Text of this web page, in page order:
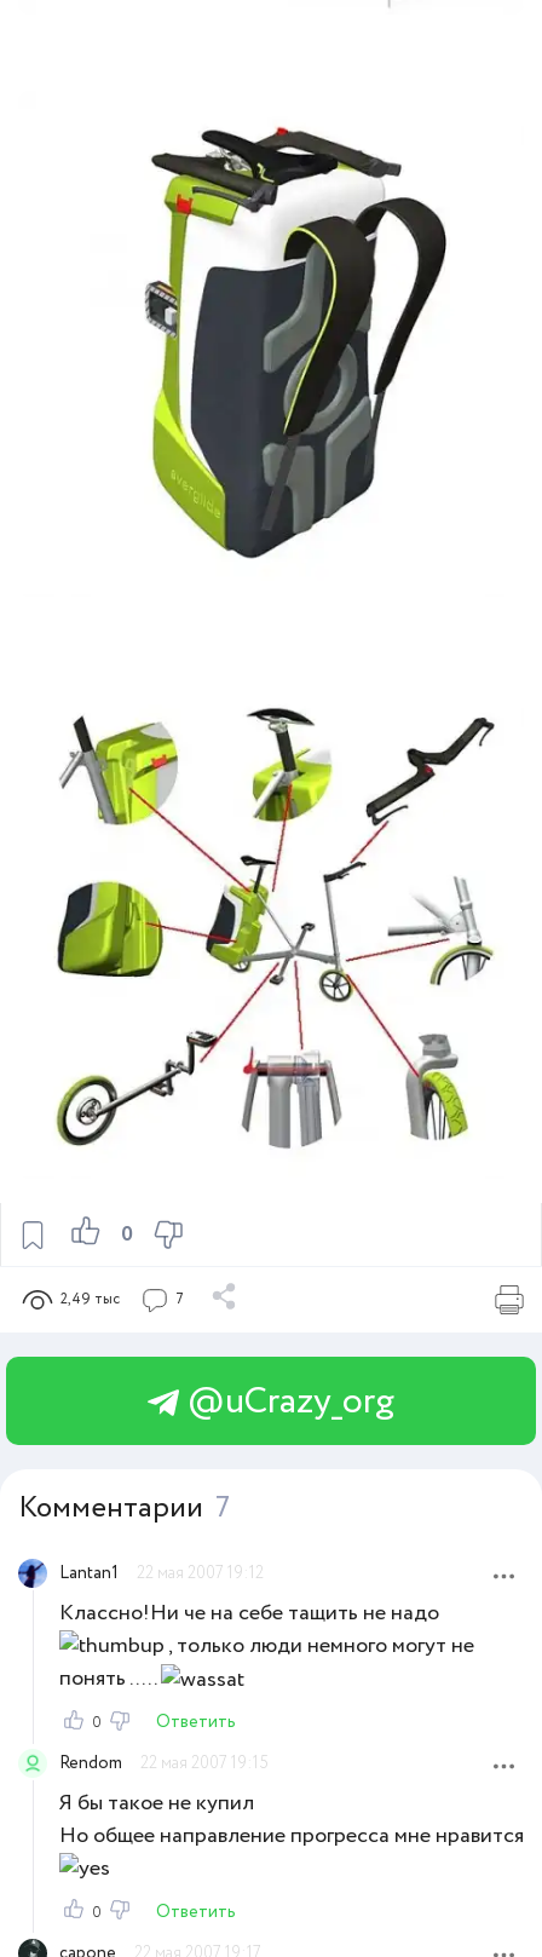
0
2,49 тыс 7
@uCrazy_org
Комментарии 7
Lantan1 22 мая 2007 19:12
Классно!Ни че на себе тащить не надо
, только люди немного могут не
понять .....
0
Ответить
Rendom
22 мая 2007 19:15
Я бы такое не купил
Но общее направление прогресса мне нравится
0
Ответить